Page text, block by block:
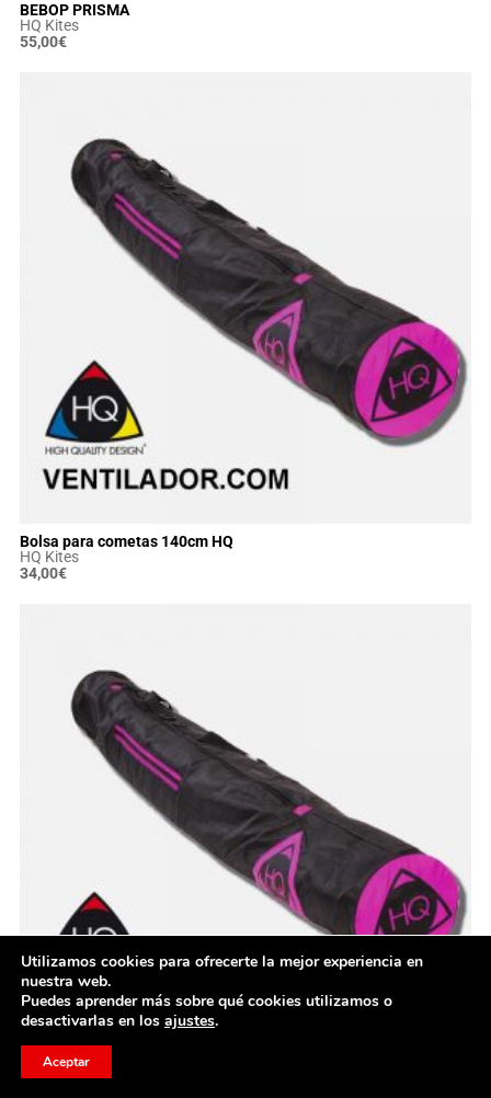
BEBOP PRISMA
HQ Kites
55,00€
Bolsa para cometas 140cm HQ
HQ Kites
34,00€
Bolsa para cometas 180cm HQ
Utilizamos cookies para ofrecerte la mejor experiencia en
nuestra web.
Puedes aprender más sobre qué cookies utilizamos o
desactivarlas en los ajustes.
Aceptar